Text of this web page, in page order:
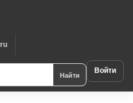
Найти Войти